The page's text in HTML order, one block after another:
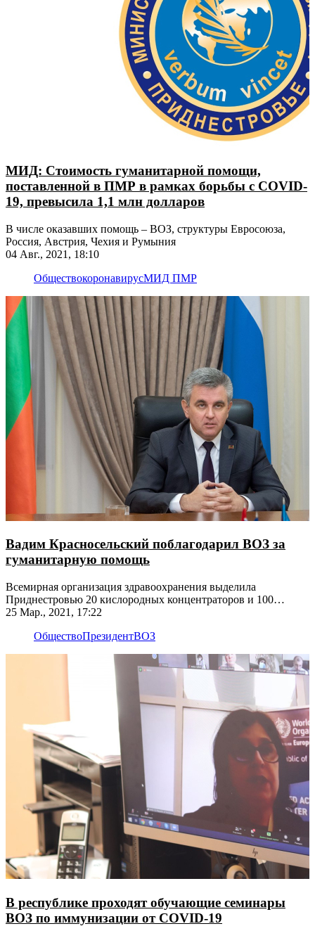
МИД: Стоимость гуманитарной помощи,
поставленной в ПМР в рамках борьбы с COVID-
19, превысила 1,1 млн долларов
В числе оказавших помощь – ВОЗ, структуры Евросоюза,
Россия, Австрия, Чехия и Румыния
04 Авг., 2021, 18:10
ОбществокоронавирусМИД ПМР
Вадим Красносельский поблагодарил ВОЗ за
гуманитарную помощь
Всемирная организация здравоохранения выделила
Приднестровью 20 кислородных концентраторов и 100
пульсоксиметров
25 Мар., 2021, 17:22
ОбществоПрезидентВОЗ
В республике проходят обучающие семинары
ВОЗ по иммунизации от COVID-19